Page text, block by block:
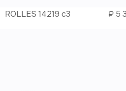
ROLLES 14219 c3 ₽ 5